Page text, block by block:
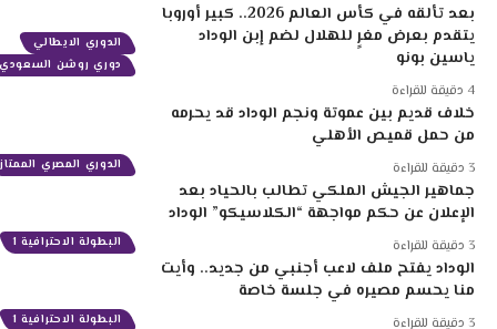
الدوري الايطالي
دوري روشن السعودي
بعد تألقه في كأس العالم 2026.. كبير أوروبا
يتقدم بعرض مغرٍ للهلال لضم إبن الوداد
ياسين بونو
الدوري المصري الممتاز
خلاف قديم بين عموتة ونجم الوداد قد يحرمه
من حمل قميص الأهلي
البطولة الاحترافية 1
جماهير الجيش الملكي تطالب بالحياد بعد
الإعلان عن حكم مواجهة “الكلاسيكو” الوداد
البطولة الاحترافية 1
الوداد يفتح ملف لاعب أجنبي من جديد.. وأيت
منا يحسم مصيره في جلسة خاصة